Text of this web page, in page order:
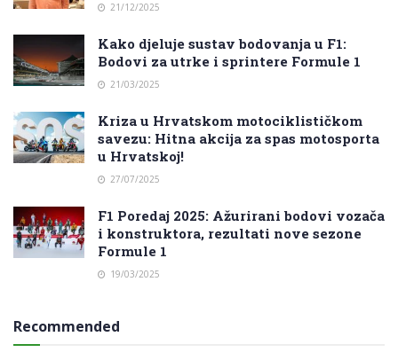
21/12/2025
Kako djeluje sustav bodovanja u F1:
Bodovi za utrke i sprintere Formule 1
21/03/2025
Kriza u Hrvatskom motociklističkom
savezu: Hitna akcija za spas motosporta
u Hrvatskoj!
27/07/2025
F1 Poredaj 2025: Ažurirani bodovi vozača
i konstruktora, rezultati nove sezone
Formule 1
19/03/2025
Recommended